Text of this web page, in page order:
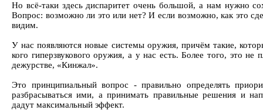
Но всё-таки здесь диспаритет очень большой, а нам нужно
Вопрос: возможно ли это или нет? И если возможно, как это
видим.
У нас появляются новые системы оружия, причём такие,
кого гиперзвукового оружия, а у нас есть. Более того, это
дежурстве, «Кинжал».
Это принципиальный вопрос - правильно определять
разбрасываться ими, а принимать правильные решения и
дадут максимальный эффект.